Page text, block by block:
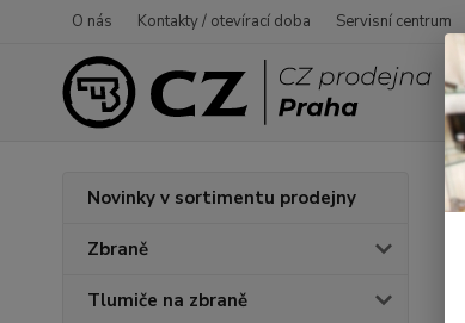
O nás Kontakty / otevírací doba Servisní centrum
Novinky v sortimentu prodejny
Zbraně
Tlumiče na zbraně